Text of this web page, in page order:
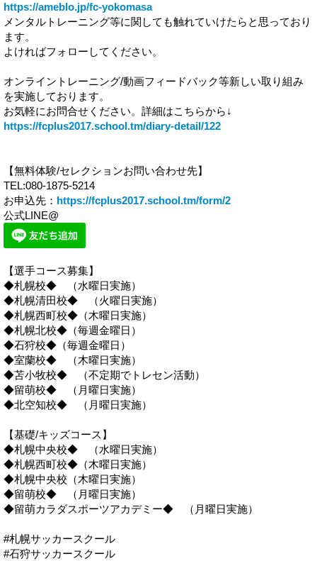
https://ameblo.jp/fc-yokomasa
メンタルトレーニング等に関しても触れていけたらと思っており
ます。
よければフォローしてください。
オンライントレーニング/動画フィードバック等新しい取り組み
を実施しております。
お気軽にお問合せください。詳細はこちらから↓
https://fcplus2017.school.tm/diary-detail/122
【無料体験/セレクションお問い合わせ先】
TEL:080-1875-5214
お申込先： https://fcplus2017.school.tm/form/2
公式LINE@
【選手コース募集】
◆札幌校◆ （水曜日実施）
◆札幌清田校◆ （火曜日実施）
◆札幌西町校◆（木曜日実施）
◆札幌北校◆（毎週金曜日）
◆石狩校◆（毎週金曜日）
◆室蘭校◆ （木曜日実施）
◆苫小牧校◆ （不定期でトレセン活動）
◆留萌校◆ （月曜日実施）
◆北空知校◆ （月曜日実施）
【基礎/キッズコース】
◆札幌中央校◆ （水曜日実施）
◆札幌西町校◆（木曜日実施）
◆札幌中央校（木曜日実施）
◆留萌校◆ （月曜日実施）
◆留萌カラダスポーツアカデミー◆ （月曜日実施）
#札幌サッカースクール
#石狩サッカースクール